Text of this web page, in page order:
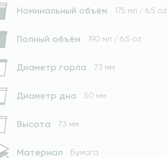
Номинальный объём 175 мл / 6.5 oz
Полный объём 190 мл / 6.5 oz
Диаметр горла 73 мм
Диаметр дна 50 мм
Высота 73 мм
Материал Бумага